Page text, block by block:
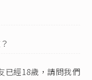
已經18歲，請問我們